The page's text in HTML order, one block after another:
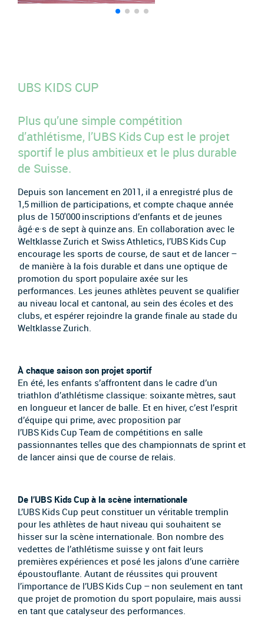
UBS KIDS CUP
Plus qu’une simple compétition
d’athlétisme, l’UBS Kids Cup est le projet
sportif le plus ambitieux et le plus durable
de Suisse.
Depuis son lancement en 2011, il a enregistré plus de
1,5 million de participations, et compte chaque année
plus de 150'000 inscriptions d’enfants et de jeunes
âgé·e·s de sept à quinze ans. En collaboration avec le
Weltklasse Zurich et Swiss Athletics, l’UBS Kids Cup
encourage les sports de course, de saut et de lancer –
de manière à la fois durable et dans une optique de
promotion du sport populaire axée sur les
performances. Les jeunes athlètes peuvent se qualifier
au niveau local et cantonal, au sein des écoles et des
clubs, et espérer rejoindre la grande finale au stade du
Weltklasse Zurich.
À chaque saison son projet sportif
En été, les enfants s’affrontent dans le cadre d’un
triathlon d’athlétisme classique: soixante mètres, saut
en longueur et lancer de balle. Et en hiver, c’est l’esprit
d’équipe qui prime, avec proposition par
l’UBS Kids Cup Team de compétitions en salle
passionnantes telles que des championnats de sprint et
de lancer ainsi que de course de relais.
De l’UBS Kids Cup à la scène internationale
L’UBS Kids Cup peut constituer un véritable tremplin
pour les athlètes de haut niveau qui souhaitent se
hisser sur la scène internationale. Bon nombre des
vedettes de l’athlétisme suisse y ont fait leurs
premières expériences et posé les jalons d’une carrière
époustouflante. Autant de réussites qui prouvent
l’importance de l’UBS Kids Cup – non seulement en tant
que projet de promotion du sport populaire, mais aussi
en tant que catalyseur des performances.